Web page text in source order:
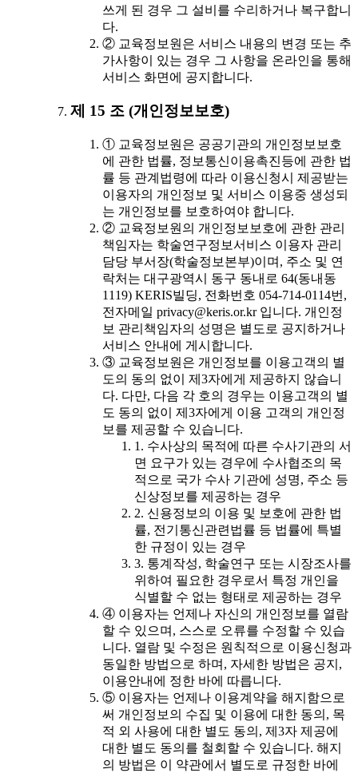
쓰게 된 경우 그 설비를 수리하거나 복구합니
다.
② 교육정보원은 서비스 내용의 변경 또는 추
가사항이 있는 경우 그 사항을 온라인을 통해
서비스 화면에 공지합니다.
제 15 조 (개인정보보호)
① 교육정보원은 공공기관의 개인정보보호
에 관한 법률, 정보통신이용촉진등에 관한 법
률 등 관계법령에 따라 이용신청시 제공받는
이용자의 개인정보 및 서비스 이용중 생성되
는 개인정보를 보호하여야 합니다.
② 교육정보원의 개인정보보호에 관한 관리
책임자는 학술연구정보서비스 이용자 관리
담당 부서장(학술정보본부)이며, 주소 및 연
락처는 대구광역시 동구 동내로 64(동내동
1119) KERIS빌딩, 전화번호 054-714-0114번,
전자메일 privacy@keris.or.kr 입니다. 개인정
보 관리책임자의 성명은 별도로 공지하거나
서비스 안내에 게시합니다.
③ 교육정보원은 개인정보를 이용고객의 별
도의 동의 없이 제3자에게 제공하지 않습니
다. 다만, 다음 각 호의 경우는 이용고객의 별
도 동의 없이 제3자에게 이용 고객의 개인정
보를 제공할 수 있습니다.
1. 수사상의 목적에 따른 수사기관의 서
면 요구가 있는 경우에 수사협조의 목
적으로 국가 수사 기관에 성명, 주소 등
신상정보를 제공하는 경우
2. 신용정보의 이용 및 보호에 관한 법
률, 전기통신관련법률 등 법률에 특별
한 규정이 있는 경우
3. 통계작성, 학술연구 또는 시장조사를
위하여 필요한 경우로서 특정 개인을
식별할 수 없는 형태로 제공하는 경우
④ 이용자는 언제나 자신의 개인정보를 열람
할 수 있으며, 스스로 오류를 수정할 수 있습
니다. 열람 및 수정은 원칙적으로 이용신청과
동일한 방법으로 하며, 자세한 방법은 공지,
이용안내에 정한 바에 따릅니다.
⑤ 이용자는 언제나 이용계약을 해지함으로
써 개인정보의 수집 및 이용에 대한 동의, 목
적 외 사용에 대한 별도 동의, 제3자 제공에
대한 별도 동의를 철회할 수 있습니다. 해지
의 방법은 이 약관에서 별도로 규정한 바에